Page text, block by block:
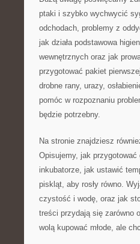
ptaki i szybko wychwycić
odchodach, problemy z
jak działa podstawowa
wewnętrznych oraz jak
przygotować pakiet
drobne rany, urazy,
pomóc w rozpoznaniu
będzie potrzebny.
Na stronie znajdziesz
Opisujemy, jak
inkubatorze, jak ustawić
piskląt, aby rosły równo.
czystość i wodę, oraz jak
treści przydają się zarówno
wolą kupować młode, ale